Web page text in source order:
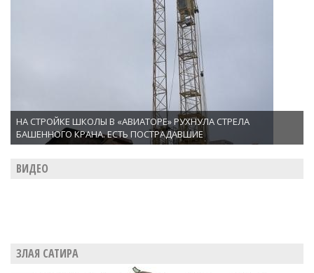
НА СТРОЙКЕ ШКОЛЫ В «АВИАТОРЕ» РУХНУЛА СТРЕЛА
БАШЕННОГО КРАНА. ЕСТЬ ПОСТРАДАВШИЕ
ВИДЕО
ЗЛАЯ САТИРА